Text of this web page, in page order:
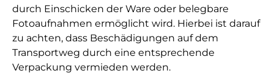
durch Einschicken der Ware oder belegbare
Fotoaufnahmen ermöglicht wird. Hierbei ist darauf
zu achten, dass Beschädigungen auf dem
Transportweg durch eine entsprechende
Verpackung vermieden werden.